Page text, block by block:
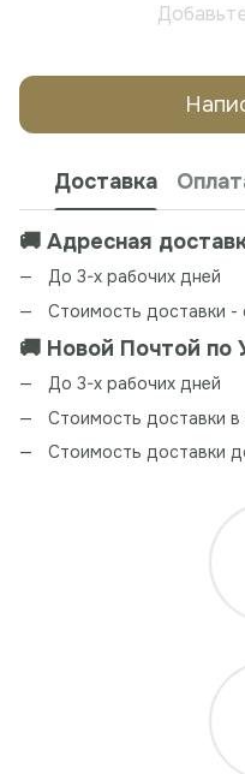
Доставка
🚚 Адресная
До 3-х рабочих дней
Стоимость доставки -
🚚 Новой Почтой по
До 3-х рабочих дней
Стоимость доставки
Стоимость доставки